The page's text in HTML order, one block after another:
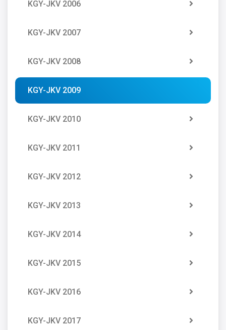
KGY-JKV 2006
KGY-JKV 2007
KGY-JKV 2008
KGY-JKV 2009
KGY-JKV 2010
KGY-JKV 2011
KGY-JKV 2012
KGY-JKV 2013
KGY-JKV 2014
KGY-JKV 2015
KGY-JKV 2016
KGY-JKV 2017